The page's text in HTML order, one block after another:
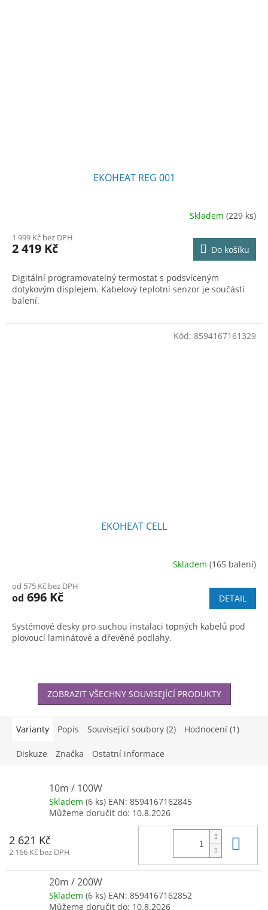
EKOHEAT REG 001
produktu
je
z
5
hvězdiček.
Skladem(229 ks)
1 999 Kč bez DPH
2 419 Kč Do košíku
Digitální programovatelný termostat s podsvíceným
dotykovým displejem. Kabelový teplotní senzor je součástí
balení.
EKOHEAT CELL
produktu
je
z
5
hvězdiček.
Skladem(165 balení)
od 575 Kč bez DPH
od 696 Kč DETAIL
Systémové desky pro suchou instalaci topných kabelů pod
plovoucí laminátové a dřevěné podlahy.
Kód: 8594167161329
ZOBRAZIT VŠECHNY SOUVISEJÍCÍ PRODUKTY
Varianty Popis Související soubory (2) Hodnocení (1)
Diskuze Značka Ostatní informace
10m / 100W
Skladem (6 ks) EAN: 8594167162845
Můžeme doručit do: 10.8.2026
2 621 Kč
2 166 Kč bez DPH
20m / 200W
Skladem (6 ks) EAN: 8594167162852
Můžeme doručit do: 10.8.2026